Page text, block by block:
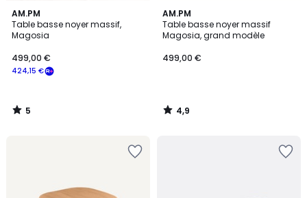
AM.PM
Table basse noyer massif,
Magosia
424,15 €
499,00 €
5
/
5
5
/
AM.PM
Table basse noyer massif
Magosia, grand modèle
499,00 €
4,9
/ 5
4,9
/